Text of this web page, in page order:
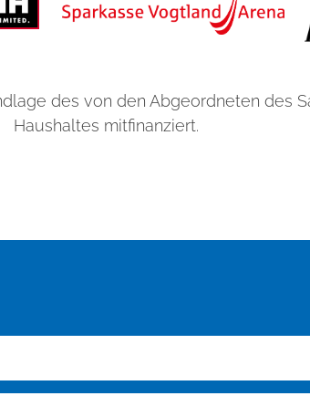
des von den Abgeordneten des
Haushaltes mitfinanziert.